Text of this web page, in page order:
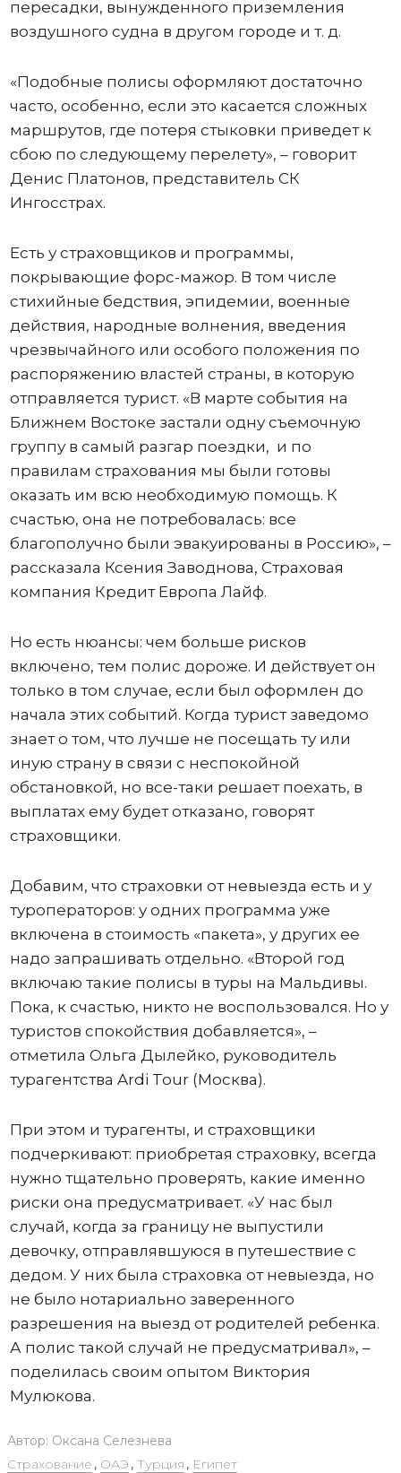
пересадки, вынужденного приземления
воздушного судна в другом городе и т. д.
«Подобные полисы оформляют достаточно
часто, особенно, если это касается сложных
маршрутов, где потеря стыковки приведет к
сбою по следующему перелету», – говорит
Денис Платонов, представитель СК
Ингосстрах.
Есть у страховщиков и программы,
покрывающие форс-мажор. В том числе
стихийные бедствия, эпидемии, военные
действия, народные волнения, введения
чрезвычайного или особого положения по
распоряжению властей страны, в которую
отправляется турист. «В марте события на
Ближнем Востоке застали одну съемочную
группу в самый разгар поездки, и по
правилам страхования мы были готовы
оказать им всю необходимую помощь. К
счастью, она не потребовалась: все
благополучно были эвакуированы в Россию», –
рассказала Ксения Заводнова, Страховая
компания Кредит Европа Лайф.
Но есть нюансы: чем больше рисков
включено, тем полис дороже. И действует он
только в том случае, если был оформлен до
начала этих событий. Когда турист заведомо
знает о том, что лучше не посещать ту или
иную страну в связи с неспокойной
обстановкой, но все-таки решает поехать, в
выплатах ему будет отказано, говорят
страховщики.
Добавим, что страховки от невыезда есть и у
туроператоров: у одних программа уже
включена в стоимость «пакета», у других ее
надо запрашивать отдельно. «Второй год
включаю такие полисы в туры на Мальдивы.
Пока, к счастью, никто не воспользовался. Но у
туристов спокойствия добавляется», –
отметила Ольга Дылейко, руководитель
турагентства Ardi Tour (Москва).
При этом и турагенты, и страховщики
подчеркивают: приобретая страховку, всегда
нужно тщательно проверять, какие именно
риски она предусматривает. «У нас был
случай, когда за границу не выпустили
девочку, отправлявшуюся в путешествие с
дедом. У них была страховка от невыезда, но
не было нотариально заверенного
разрешения на выезд от родителей ребенка.
А полис такой случай не предусматривал», –
поделилась своим опытом Виктория
Мулюкова.
Автор: Оксана Селезнева
Страхование , ОАЭ , Турция , Египет